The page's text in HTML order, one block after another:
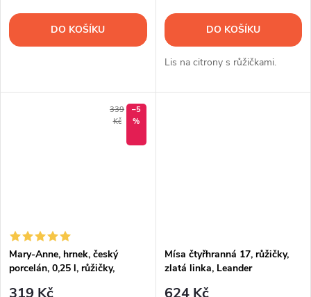
DO KOŠÍKU DO KOŠÍKU
Lis na citrony s růžičkami.
339
Kč
–5
%
Mary-Anne, hrnek, český
porcelán, 0,25 l, růžičky,
319 Kč
Mísa čtyřhranná 17, růžičky,
zlatá linka, Leander
624 Kč